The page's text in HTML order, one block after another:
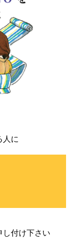
人に
し付け下さい